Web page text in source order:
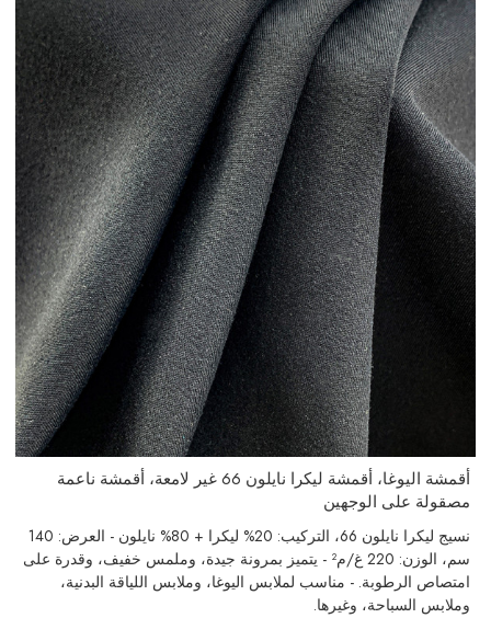
أقمشة اليوغا، أقمشة ليكرا نايلون 66 غير لامعة، أقمشة ناعمة
مصقولة على الوجهين
نسيج ليكرا نايلون 66، التركيب: 20% ليكرا + 80% نايلون - العرض: 140
سم، الوزن: 220 غ/م² - يتميز بمرونة جيدة، وملمس خفيف، وقدرة على
امتصاص الرطوبة. - مناسب لملابس اليوغا، وملابس اللياقة البدنية،
وملابس السباحة، وغيرها.